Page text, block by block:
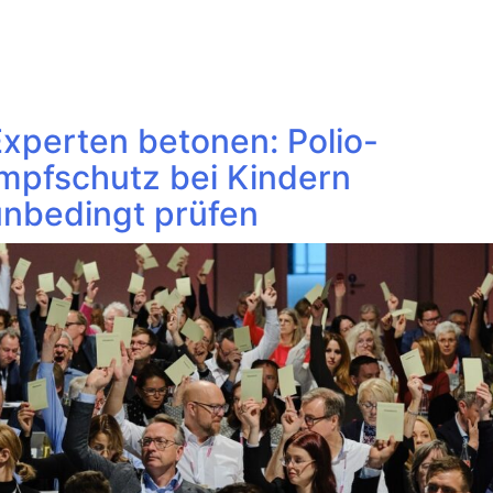
betonen: Polio-
bei Kindern
prüfen